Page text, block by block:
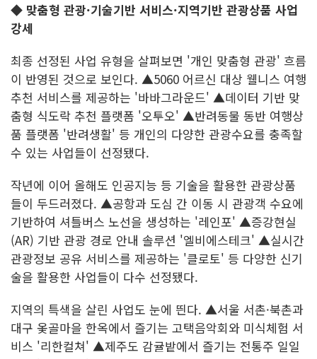
◆ 맞춤형 관광·기술기반 서비스·지역기반 관광상품 사업
강세
최종 선정된 사업 유형을 살펴보면 '개인 맞춤형 관광' 흐름
이 반영된 것으로 보인다. ▲5060 어르신 대상 웰니스 여행
추천 서비스를 제공하는 '바바그라운드' ▲데이터 기반 맞
춤형 식도락 추천 플랫폼 '오투오' ▲반려동물 동반 여행상
품 플랫폼 '반려생활' 등 개인의 다양한 관광수요를 충족할
수 있는 사업들이 선정됐다.
작년에 이어 올해도 인공지능 등 기술을 활용한 관광상품
들이 두드러졌다. ▲공항과 도심 간 이동 시 관광객 수요에
기반하여 셔틀버스 노선을 생성하는 '레인포' ▲증강현실
(AR) 기반 관광 경로 안내 솔루션 '엘비에스테크' ▲실시간
관광정보 공유 서비스를 제공하는 '클로토' 등 다양한 신기
술을 활용한 사업들이 다수 선정됐다.
지역의 특색을 살린 사업도 눈에 띈다. ▲서울 서촌·북촌과
대구 옻골마을 한옥에서 즐기는 고택음악회와 미식체험 서
비스 '리한컬쳐' ▲제주도 감귤밭에서 즐기는 전통주 일일